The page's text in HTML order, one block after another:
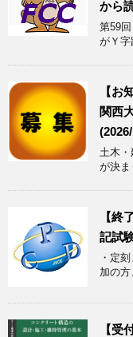
から
第59
がＹ字
【お
関西
土木
が決ま
【終
記試
・定
加の方
【受